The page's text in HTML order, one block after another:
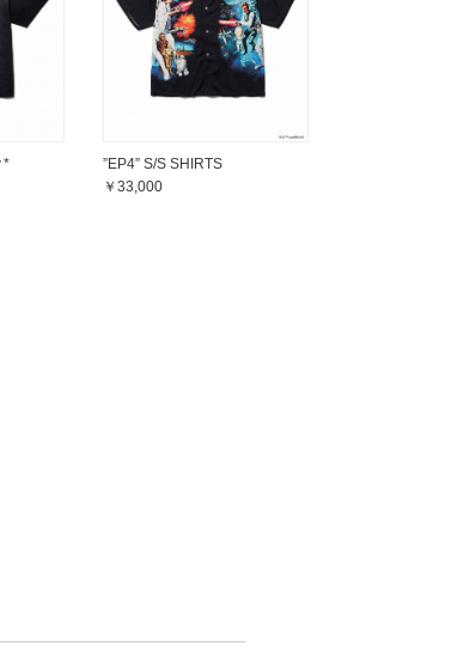
*
”EP4” S/S SHIRTS
￥33,000